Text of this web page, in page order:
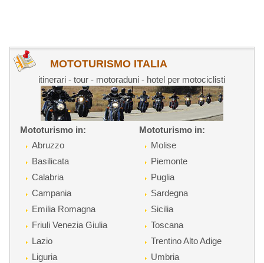
MOTOTURISMO ITALIA
itinerari - tour - motoraduni - hotel per motociclisti
Mototurismo in:
Abruzzo
Basilicata
Calabria
Campania
Emilia Romagna
Friuli Venezia Giulia
Lazio
Liguria
Mototurismo in:
Molise
Piemonte
Puglia
Sardegna
Sicilia
Toscana
Trentino Alto Adige
Umbria